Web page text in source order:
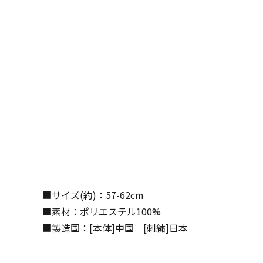
■サイズ(約)：57-62cm
■素材：ポリエステル100%
■製造国：[本体]中国 [刺繍]日本